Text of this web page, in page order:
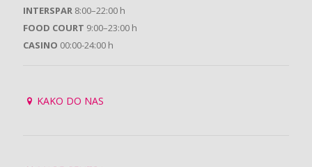
INTERSPAR 8:00–22:00 h
FOOD COURT 9:00–23:00 h
CASINO 00:00-24:00 h
KAKO DO NAS